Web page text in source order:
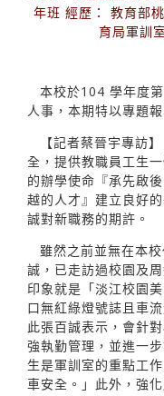
年班 經歷： 教育部
育局軍訓
本校於104 學年度
人事，本期特以專題
【記者蔡晉宇專訪
全，提供教職員工生
的辦學使命『承先啟
越的人才』建立良好
誠對新職務的期許。
雖然之前並無在本
誠，已走訪過校園及
印象就是「淡江校園
口無紅綠燈號誌且車
此張百誠表示，會針
強執勤管理，並進一
生是軍訓室的重點工
車安全。」此外，強